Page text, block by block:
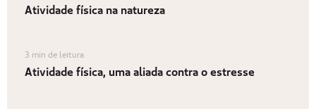
Atividade física na natureza
3 min de leitura
Atividade física, uma aliada contra o estresse